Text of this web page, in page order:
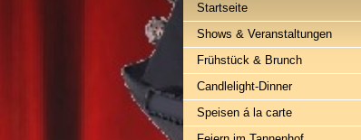
Startseite
Shows & Veranstaltungen
Frühstück & Brunch
Candlelight-Dinner
Speisen á la carte